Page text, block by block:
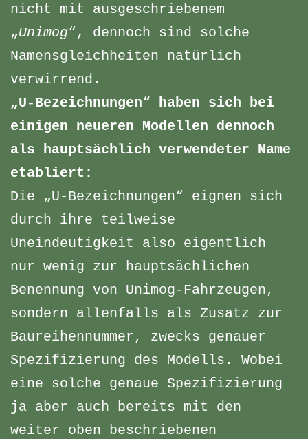
nicht mit ausgeschriebenem
„Unimog“, dennoch sind solche
Namensgleichheiten natürlich
verwirrend.
„U-Bezeichnungen“ haben sich bei
einigen neueren Modellen dennoch
als hauptsächlich verwendeter Name
etabliert:
Die „U-Bezeichnungen“ eignen sich
durch ihre teilweise
Uneindeutigkeit also eigentlich
nur wenig zur hauptsächlichen
Benennung von Unimog-Fahrzeugen,
sondern allenfalls als Zusatz zur
Baureihennummer, zwecks genauer
Spezifizierung des Modells. Wobei
eine solche genaue Spezifizierung
ja aber auch bereits mit den
weiter oben beschriebenen